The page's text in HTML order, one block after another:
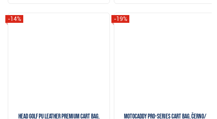
Head Golf PU Leather Premium cart bag,
-14%
Motocaddy Pro-Series cart bag, černo/
-19%